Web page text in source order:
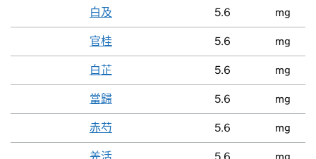
白及 5.6 mg
官桂 5.6 mg
白芷 5.6 mg
當歸 5.6 mg
赤芍 5.6 mg